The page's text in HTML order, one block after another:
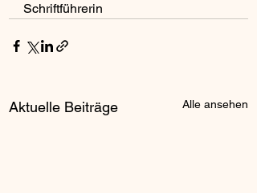
Schriftführerin
Aktuelle Beiträge Alle ansehen